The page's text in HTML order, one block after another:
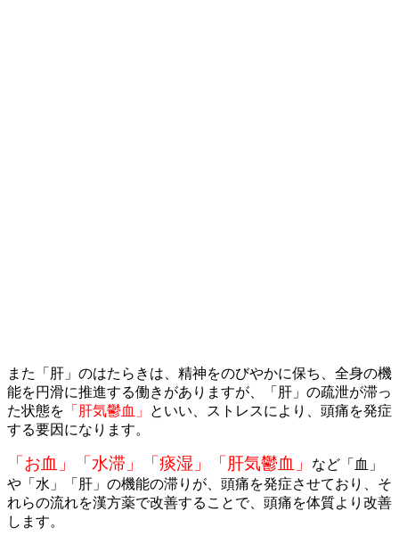
また「肝」のはたらきは、精神をのびやかに保ち、全身の機
能を円滑に推進する働きがありますが、「肝」の疏泄が滞っ
た状態を 「肝気鬱血」
といい、ストレスにより、頭痛を発症
する要因になります。
「お血」「水滞」「痰湿」「肝気鬱血」
など「血」
や「水」「肝」の機能の滞りが、頭痛を発症させており、そ
れらの流れを漢方薬で改善することで、頭痛を体質より改善
します。